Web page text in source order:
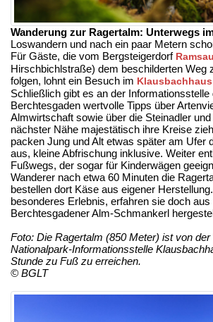
Wanderung zur Ragertalm: Unterwegs
Loswandern und nach ein paar Metern
Für Gäste, die vom Bergsteigerdorf Ramsau
Hirschbichlstraße) dem beschilderten Weg
folgen, lohnt ein Besuch im Klausbachhaus
Schließlich gibt es an der
Berchtesgaden wertvolle Tipps über
Almwirtschaft sowie über die Steinadler
nächster Nähe majestätisch ihre Kreise
packen Jung und Alt etwas später am Ufer
aus, kleine Abfrischung inklusive. Weiter
Fußwegs, der sogar für Kinderwägen
Wanderer nach etwa 60 Minuten die
bestellen dort Käse aus eigener
besonderes Erlebnis, erfahren sie doch
Berchtesgadener Alm-Schmankerl
Foto: Die Ragertalm (850 Meter) ist von
Nationalpark-Informationsstelle
Stunde zu Fuß zu erreichen.
© BGLT